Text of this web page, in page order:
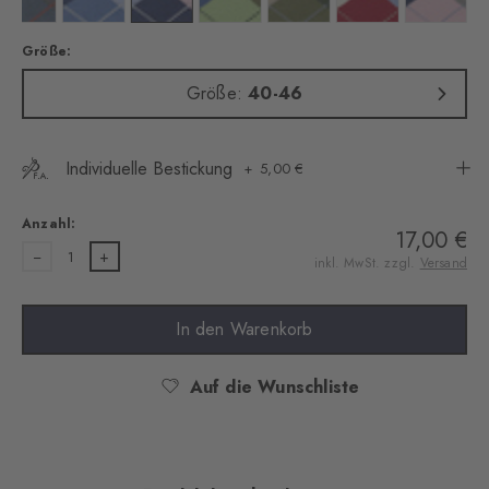
Größe:
Größe:40-46
Individuelle Bestickung 5,00 €
Anzahl:
1 17,00 €
inkl. MwSt. zzgl. Versand
In den Warenkorb
Auf die Wunschliste